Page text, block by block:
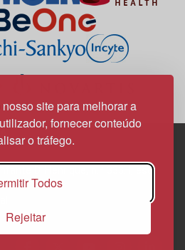
site para melhorar a
fornecer conteúdo
o tráfego.
Todos
Rejeitar
D. Henrique, n.º 333H, esc.